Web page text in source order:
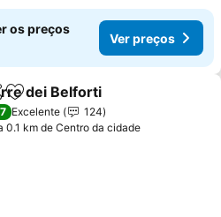
os preços
Ver preços
Adicionar aos favoritos
dei Belforti
Excelente
124
0.1 km de Centro da cidade